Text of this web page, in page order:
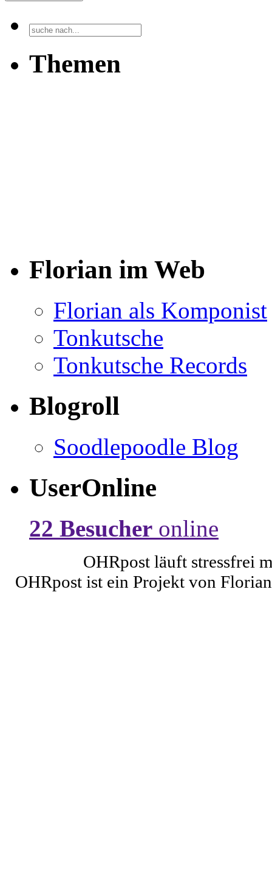
Themen
Florian im Web
Florian als Komponist
Tonkutsche
Tonkutsche Records
Blogroll
Soodlepoodle Blog
UserOnline
22 Besucher online
OHRpost läuft stressfrei
OHRpost ist ein Projekt von